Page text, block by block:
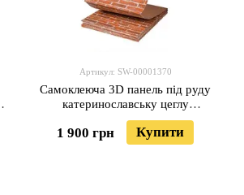
Артикул: SW-00001370
Самоклеюча 3D панель під руду
катеринославську цеглу
19600x700x3мм SW-00001370
1 900 грн Купити